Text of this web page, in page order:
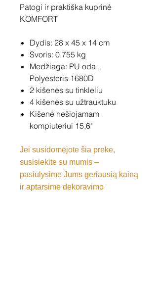
Patogi ir praktiška kuprinė
KOMFORT
Dydis: 28 x 45 x 14 cm
Svoris: 0.755 kg
Medžiaga: PU oda ,
Polyesteris 1680D
2 kišenės su tinkleliu
4 kišenės su užtrauktuku
Kišenė nešiojamam
kompiuteriui 15,6"
Jei susidomėjote šia preke,
susisiekite su mumis –
pasiūlysime Jums geriausią kainą
ir aptarsime dekoravimo